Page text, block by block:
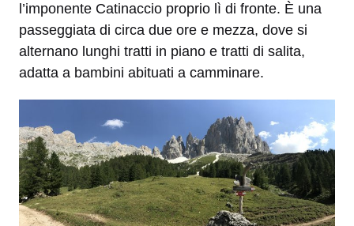
l’imponente Catinaccio proprio lì di fronte. È una
passeggiata di circa due ore e mezza, dove si
alternano lunghi tratti in piano e tratti di salita,
adatta a bambini abituati a camminare.